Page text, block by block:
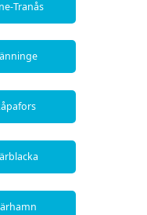
Tranås